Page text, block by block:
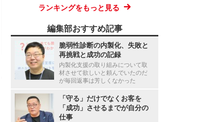
ランキングをもっと見る
編集部おすすめ記事
脆弱性診断の内製化、失敗と
再挑戦と成功の記録
内製化支援の取り組みについて取
材させて欲しいと頼んでいたのだ
が毎回返事は芳しくなかった
「守る」だけでなくお客を
「成功」させるまでが自分の
仕事